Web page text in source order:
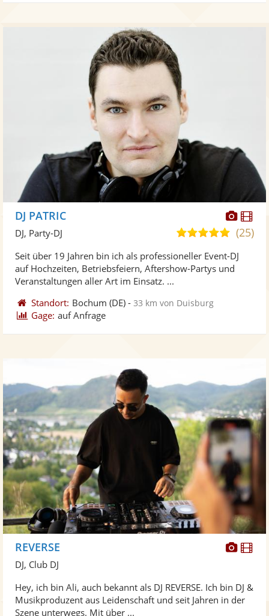
Fotos
DJ PATRIC
5,0
5
(25)
DJ, Party-DJ
Seit über 19 Jahren bin ich als professioneller Event-DJ
auf Hochzeiten, Betriebsfeiern, Aftershow-Partys und
Veranstaltungen aller Art im Einsatz. ...
Standort: Bochum (DE) -33 km von Duisburg
Gage: auf Anfrage
Fotos
REVERSE
DJ, Club DJ
Hey, ich bin Ali, auch bekannt als DJ REVERSE. Ich bin DJ &
Musikproduzent aus Leidenschaft und seit Jahren in der
Szene unterwegs. Mit über ...